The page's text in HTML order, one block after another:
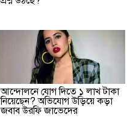
আন্দোলনে যোগ দিতে ১ লাখ টাকা
নিয়েছেন? অভিযোগ উড়িয়ে কড়া
জবাব উরফি জাভেদের